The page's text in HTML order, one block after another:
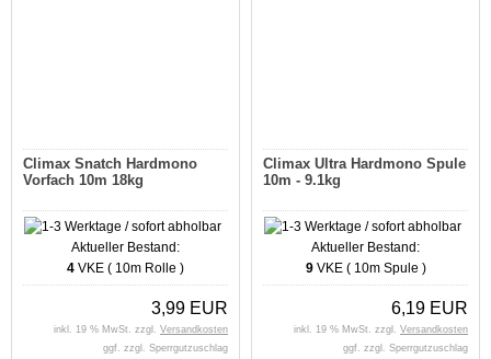
Climax Snatch Hardmono
Vorfach 10m 18kg
Aktueller Bestand:
4 VKE ( 10m Rolle )
3,99 EUR
inkl. 19 % MwSt. zzgl. Versandkosten
ggf. zzgl. Sperrgutzuschlag
Climax Ultra Hardmono Spule
10m - 9.1kg
Aktueller Bestand:
9VKE ( 10m Spule )
6,19 EUR
inkl. 19 % MwSt. zzgl. Versandkosten
ggf. zzgl. Sperrgutzuschlag